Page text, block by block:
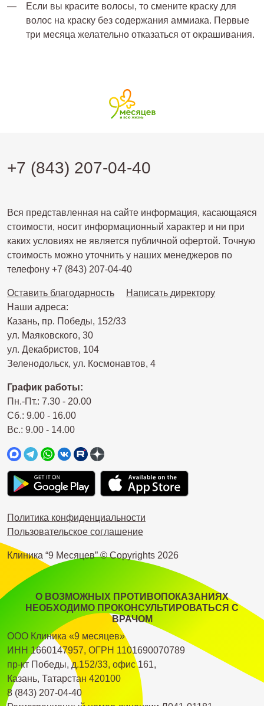
Если вы красите волосы, то смените краску для
волос на краску без содержания аммиака. Первые
три месяца желательно отказаться от окрашивания.
+7 (843) 207-04-40
Вся представленная на сайте информация, касающаяся
стоимости, носит информационный характер и ни при
каких условиях не является публичной офертой. Точную
стоимость можно уточнить у наших менеджеров по
телефону +7 (843) 207-04-40
Оставить благодарность
Написать директору
Наши адреса:
Казань, пр. Победы, 152/33
ул. Маяковского, 30
ул. Декабристов, 104
Зеленодольск, ул. Космонавтов, 4
График работы:
Пн.-Пт.: 7.30 - 20.00
Сб.: 9.00 - 16.00
Вс.: 9.00 - 14.00
Клиника “9 Месяцев” © Copyrights 2026
Политика конфиденциальности
Пользовательское соглашение
О ВОЗМОЖНЫХ ПРОТИВОПОКАЗАНИЯХ
НЕОБХОДИМО ПРОКОНСУЛЬТИРОВАТЬСЯ С
ВРАЧОМ
ООО Клиника «9 месяцев»
ИНН 1660147957, ОГРН 1101690070789
пр-кт Победы, д.152/33, офис 161,
Казань, Татарстан 420100
8 (843) 207-04-40